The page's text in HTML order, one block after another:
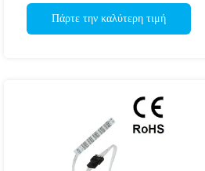
Πάρτε την καλύτερη τιμή